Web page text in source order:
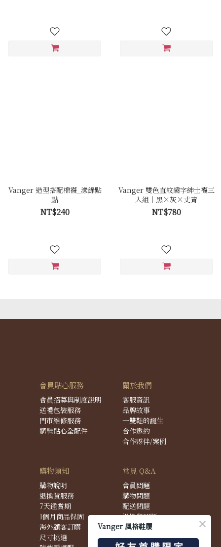
Vanger 造型搭配棉襪_漾綠點
點
NT$240
Vanger 雙色直紋繡字紳士襪三
入組｜黑×灰×丈青
NT$780
會員貼心服務
會員招募與制度說明
送禮包裝服務
門市維修服務
購鞋貼心全配件
關於我們
客服資訊
品牌故事
一雙鞋的誕生
合作邀約
合作夥伴/案例
購物須知
購物說明
退換貨服務
7天鑑賞期
1個月商品保固
海外顧客訂購
尺寸挑選
常見 Q&A
會員問題
購物問題
配送問題
退換貨問題
商品問題
Vanger 風格鞋履